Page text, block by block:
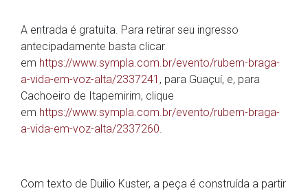
A entrada é gratuita. Para retirar seu ingresso
antecipadamente basta clicar
em https://www.sympla.com.br/evento/rubem-braga-
a-vida-em-voz-alta/2337241 , para Guaçuí, e, para
Cachoeiro de Itapemirim, clique
em https://www.sympla.com.br/evento/rubem-braga-
a-vida-em-voz-alta/2337260.
Com texto de Duilio Kuster, a peça é construída a partir